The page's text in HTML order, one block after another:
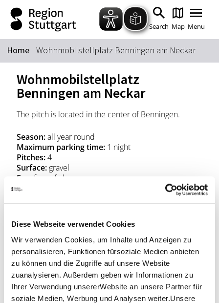
Diese Webseite verwendet Cookies
Wir verwenden Cookies, um Inhalte und Anzeigen zu
personalisieren, Funktionen fürsoziale Medien anbieten
zu können und die Zugriffe auf unsere Website
zuanalysieren. Außerdem geben wir Informationen zu
Ihrer Verwendung unsererWebsite an unsere Partner für
soziale Medien, Werbung und Analysen weiter.Unsere
Zum Hauptinhalt springen
Zur Suche springen
Zur Hauptnavigation
Zum Footer springen
Search Map Menu
Keyword
Home Wohnmobilstellplatz Benningen am Neckar
Wohnmobilstellplatz
Benningen am Neckar
The pitch is located in the center of Benningen.
Season:all year round
Maximum parking time:1 night
Pitches:4
Surface:gravel
Fee:
free of charge
Parkplatz bei der Gemeindehalle
71726 Benningen am Neckar
Plan your trip
Verkehrs- und Tarifverbund Stuttgart GmbH
VVS timetable information